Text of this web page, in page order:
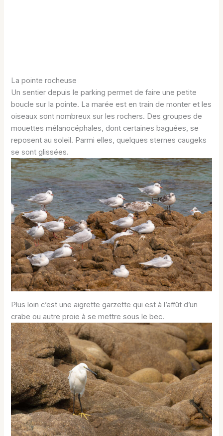
La pointe rocheuse
Un sentier depuis le parking permet de faire une petite
boucle sur la pointe. La marée est en train de monter et les
oiseaux sont nombreux sur les rochers. Des groupes de
mouettes mélanocéphales, dont certaines baguées, se
reposent au soleil. Parmi elles, quelques sternes caugeks
se sont glissées.
Plus loin c’est une aigrette garzette qui est à l’affût d’un
crabe ou autre proie à se mettre sous le bec.